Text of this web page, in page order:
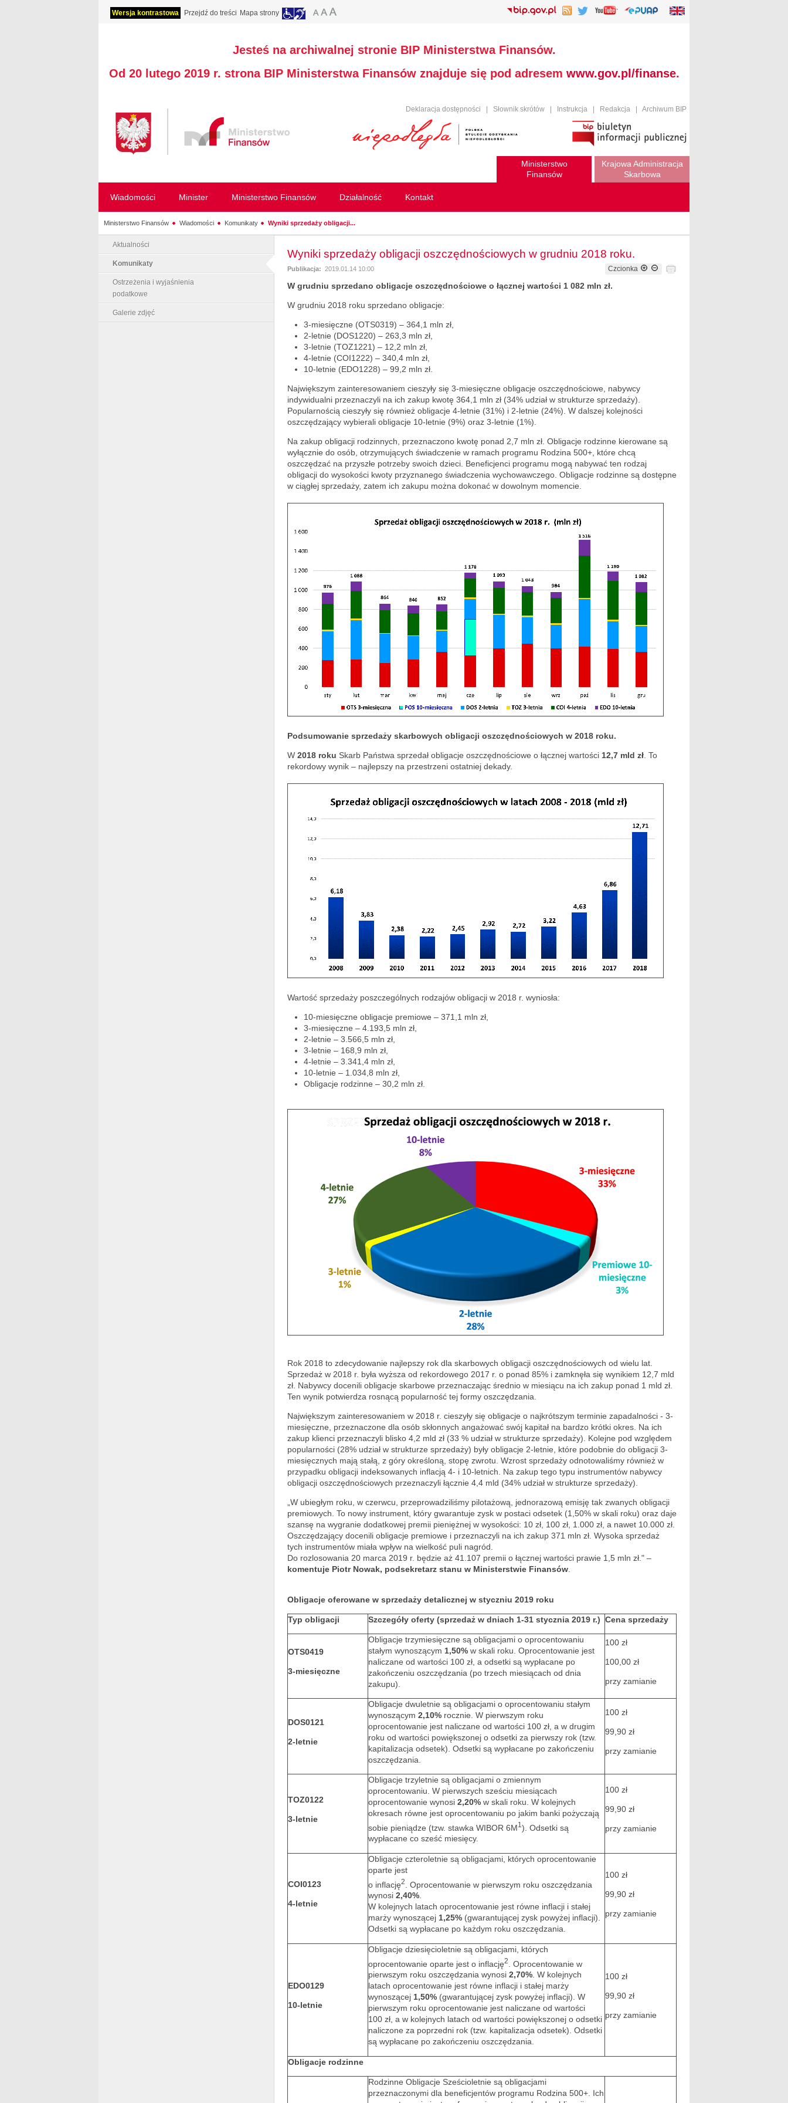
Wersja kontrastowa Przejdź do treści Mapa strony
Jesteś na archiwalnej stronie BIP Ministerstwa Finansów.
Od 20 lutego 2019 r. strona BIP Ministerstwa Finansów znajduje się pod adresem www.gov.pl/finanse.
Deklaracja dostępności Słownik skrótów Instrukcja Redakcja Archiwum BIP
Ministerstwo
Finansów
Krajowa Administracja
Skarbowa
Wiadomości Minister Ministerstwo Finansów Działalność Kontakt
Ministerstwo Finansów Wiadomości Komunikaty Wyniki sprzedaży obligacji...
Aktualności
Komunikaty
Ostrzeżenia i wyjaśnienia
podatkowe
Galerie zdjęć
Wyniki sprzedaży obligacji oszczędnościowych w grudniu 2018 roku.
Publikacja: 2019.01.14 10:00 Czcionka
W grudniu sprzedano obligacje oszczędnościowe o łącznej wartości 1 082 mln zł.
W grudniu 2018 roku sprzedano obligacje:
3-miesięczne (OTS0319) – 364,1 mln zł,
2-letnie (DOS1220) – 263,3 mln zł,
3-letnie (TOZ1221) – 12,2 mln zł,
4-letnie (COI1222) – 340,4 mln zł,
10-letnie (EDO1228) – 99,2 mln zł.
Największym zainteresowaniem cieszyły się 3-miesięczne obligacje oszczędnościowe, nabywcy
indywidualni przeznaczyli na ich zakup kwotę 364,1 mln zł (34% udział w strukturze sprzedaży).
Popularnością cieszyły się również obligacje 4-letnie (31%) i 2-letnie (24%). W dalszej kolejności
oszczędzający wybierali obligacje 10-letnie (9%) oraz 3-letnie (1%).
Na zakup obligacji rodzinnych, przeznaczono kwotę ponad 2,7 mln zł. Obligacje rodzinne kierowane są
wyłącznie do osób, otrzymujących świadczenie w ramach programu Rodzina 500+, które chcą
oszczędzać na przyszłe potrzeby swoich dzieci. Beneficjenci programu mogą nabywać ten rodzaj
obligacji do wysokości kwoty przyznanego świadczenia wychowawczego. Obligacje rodzinne są dostępne
w ciągłej sprzedaży, zatem ich zakupu można dokonać w dowolnym momencie.
Podsumowanie sprzedaży skarbowych obligacji oszczędnościowych w 2018 roku.
W 2018 roku Skarb Państwa sprzedał obligacje oszczędnościowe o łącznej wartości 12,7 mld zł . To
rekordowy wynik – najlepszy na przestrzeni ostatniej dekady.
Wartość sprzedaży poszczególnych rodzajów obligacji w 2018 r. wyniosła:
10-miesięczne obligacje premiowe – 371,1 mln zł,
3-miesięczne – 4.193,5 mln zł,
2-letnie – 3.566,5 mln zł,
3-letnie – 168,9 mln zł,
4-letnie – 3.341,4 mln zł,
10-letnie – 1.034,8 mln zł,
Obligacje rodzinne – 30,2 mln zł.
Rok 2018 to zdecydowanie najlepszy rok dla skarbowych obligacji oszczędnościowych od wielu lat.
Sprzedaż w 2018 r. była wyższa od rekordowego 2017 r. o ponad 85% i zamknęła się wynikiem 12,7 mld
zł. Nabywcy docenili obligacje skarbowe przeznaczając średnio w miesiącu na ich zakup ponad 1 mld zł.
Ten wynik potwierdza rosnącą popularność tej formy oszczędzania.
Największym zainteresowaniem w 2018 r. cieszyły się obligacje o najkrótszym terminie zapadalności - 3-
miesięczne, przeznaczone dla osób skłonnych angażować swój kapitał na bardzo krótki okres. Na ich
zakup klienci przeznaczyli blisko 4,2 mld zł (33 % udział w strukturze sprzedaży). Kolejne pod względem
popularności (28% udział w strukturze sprzedaży) były obligacje 2-letnie, które podobnie do obligacji 3-
miesięcznych mają stałą, z góry określoną, stopę zwrotu. Wzrost sprzedaży odnotowaliśmy również w
przypadku obligacji indeksowanych inflacją 4- i 10-letnich. Na zakup tego typu instrumentów nabywcy
obligacji oszczędnościowych przeznaczyli łącznie 4,4 mld (34% udział w strukturze sprzedaży).
„W ubiegłym roku, w czerwcu, przeprowadziliśmy pilotażową, jednorazową emisję tak zwanych obligacji
premiowych. To nowy instrument, który gwarantuje zysk w postaci odsetek (1,50% w skali roku) oraz daje
szansę na wygranie dodatkowej premii pieniężnej w wysokości: 10 zł, 100 zł, 1.000 zł, a nawet 10.000 zł.
Oszczędzający docenili obligacje premiowe i przeznaczyli na ich zakup 371 mln zł. Wysoka sprzedaż
tych instrumentów miała wpływ na wielkość puli nagród.
Do rozlosowania 20 marca 2019 r. będzie aż 41.107 premii o łącznej wartości prawie 1,5 mln zł." –
komentuje Piotr Nowak, podsekretarz stanu w Ministerstwie Finansów
Obligacje oferowane w sprzedaży detalicznej w styczniu 2019 roku
Typ obligacji Szczegóły oferty (sprzedaż w dniach 1-31 stycznia 2019 r.) Cena sprzedaży
OTS0419
3-miesięczne
Obligacje trzymiesięczne są obligacjami o oprocentowaniu
stałym wynoszącym 1,50% w skali roku. Oprocentowanie jest
naliczane od wartości 100 zł, a odsetki są wypłacane po
zakończeniu oszczędzania (po trzech miesiącach od dnia
zakupu).
100 zł
100,00 zł
przy zamianie
DOS0121
2-letnie
Obligacje dwuletnie są obligacjami o oprocentowaniu stałym
wynoszącym 2,10% rocznie. W pierwszym roku
oprocentowanie jest naliczane od wartości 100 zł, a w drugim
roku od wartości powiększonej o odsetki za pierwszy rok (tzw.
kapitalizacja odsetek). Odsetki są wypłacane po zakończeniu
oszczędzania.
100 zł
99,90 zł
przy zamianie
TOZ0122
3-letnie
Obligacje trzyletnie są obligacjami o zmiennym
oprocentowaniu. W pierwszych sześciu miesiącach
oprocentowanie wynosi 2,20% w skali roku. W kolejnych
okresach równe jest oprocentowaniu po jakim banki pożyczają
sobie pieniądze (tzw. stawka WIBOR 6M1 ). Odsetki są
wypłacane co sześć miesięcy.
100 zł
99,90 zł
przy zamianie
COI0123
4-letnie
Obligacje czteroletnie są obligacjami, których oprocentowanie
oparte jest
o inflację2
. Oprocentowanie w pierwszym roku oszczędzania
wynosi 2,40%.
W kolejnych latach oprocentowanie jest równe inflacji i stałej
marży wynoszącej 1,25% (gwarantującej zysk powyżej inflacji).
Odsetki są wypłacane po każdym roku oszczędzania.
100 zł
99,90 zł
przy zamianie
EDO0129
10-letnie
Obligacje dziesięcioletnie są obligacjami, których
oprocentowanie oparte jest o inflację2
. Oprocentowanie w
pierwszym roku oszczędzania wynosi 2,70%. W kolejnych
latach oprocentowanie jest równe inflacji i stałej marży
wynoszącej 1,50% (gwarantującej zysk powyżej inflacji). W
pierwszym roku oprocentowanie jest naliczane od wartości
100 zł, a w kolejnych latach od wartości powiększonej o odsetki
naliczone za poprzedni rok (tzw. kapitalizacja odsetek). Odsetki
są wypłacane po zakończeniu oszczędzania.
100 zł
99,90 zł
przy zamianie
Obligacje rodzinne
Rodzinne Obligacje Sześcioletnie są obligacjami
przeznaczonymi dla beneficjentów programu Rodzina 500+. Ich